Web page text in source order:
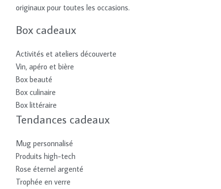
originaux pour toutes les occasions.
Box cadeaux
Activités et ateliers découverte
Vin, apéro et bière
Box beauté
Box culinaire
Box littéraire
Tendances cadeaux
Mug personnalisé
Produits high-tech
Rose éternel argenté
Trophée en verre